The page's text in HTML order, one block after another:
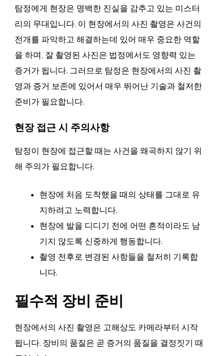
탐정에게 현장은 명백한 진실을 감추고 있는 미스터
리의 무대입니다. 이 현장에서의 사진 촬영은 사건의
전개를 파악하고 해결하는데 있어 매우 중요한 역할
을 하며, 잘 촬영된 사진은 법정에서도 영향력 있는
증거가 됩니다. 그러므로 탐정은 현장에서의 사진 촬
영과 증거 보존에 있어서 매우 뛰어난 기술과 철저한
준비가 필요합니다.
현장 접근 시 주의사항
탐정이 현장에 접근할 때는 사건을 왜곡하지 않기 위
해 주의가 필요합니다.
현장에 처음 도착했을 때의 상태를 그대로 유
지하려고 노력합니다.
현장에 발을 디디기 전에 어떤 흔적이라도 남
기지 않도록 신중하게 행동합니다.
촬영 전후로 변경된 사항들을 철저히 기록합
니다.
필수적 장비 준비
현장에서의 사진 촬영은 고해상도 카메라부터 시작
됩니다. 장비의 품질은 곧 증거의 품질을 결정짓기 때